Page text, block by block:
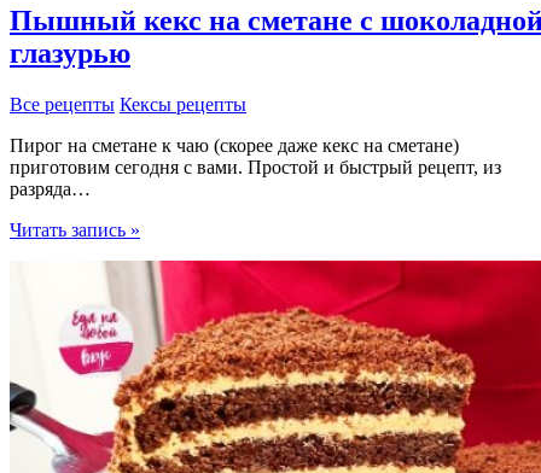
Пышный кекс на сметане с
глазурью
Все рецепты Кексы рецепты
Пирог на сметане к чаю (скорее даже кекс на сметане)
приготовим сегодня с вами. Простой и быстрый рецепт, из
разряда…
Пышный
шоколадной
глазурью
Читать запись »